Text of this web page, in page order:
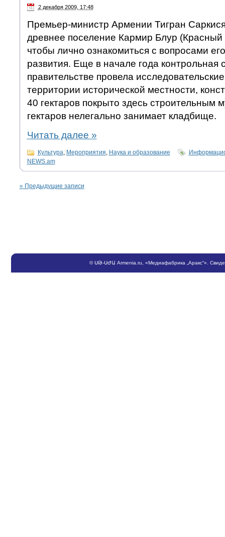
2 декабря 2009, 17:48
Премьер-министр Армении Тигран
древнее поселение Кармир Блур
чтобы лично ознакомиться с вопросами
развития. Еще в начале года контрольная
правительстве провела
территории исторической местности,
40 гектаров покрыто здесь строительным
гектаров нелегально занимает кладбище.
Читать далее »
Культура, Мероприятия, Наука и образование
NEWS.am
« Предыдущие записи
©ՍԹ-ՍԺԱ Armenia.ru , «Медиафабрика „Аракс“».